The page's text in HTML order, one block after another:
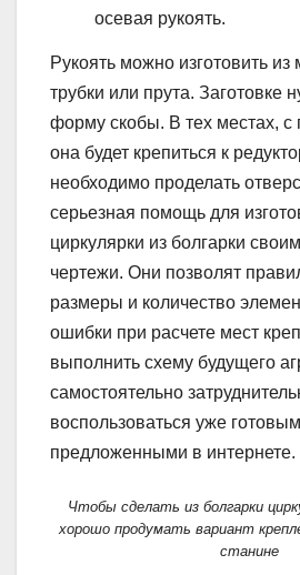
осевая рукоять.
Рукоять можно изготовить из
трубки или прута. Заготовке
форму скобы. В тех местах,
она будет крепиться к
необходимо проделать
серьезная помощь для
циркулярки из болгарки
чертежи. Они позволят
размеры и количество
ошибки при расчете мест
выполнить схему будущего
самостоятельно
воспользоваться уже
предложенными в интернете.
Чтобы сделать из болгарки
хорошо продумать вариант
станине